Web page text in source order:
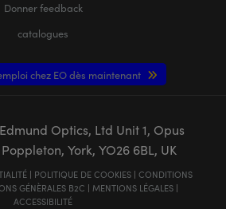
Donner feedback
catalogues
chez EO dès maintenant
Optics, Ltd Unit 1, Opus
York, YO26 6BL, UK
| POLITIQUE DE COOKIES| CONDITIONS
GÉNÈRALES B2C | MENTIONS LÉGALES|
ACCESSIBILITÉ